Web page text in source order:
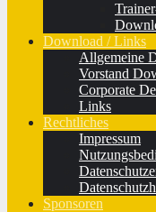
Download / Links
Allgemeine
Vorstand
Corporate
Links
Rechtliches
Impressum
Sponsoren